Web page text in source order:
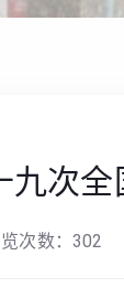
九次
次数： 302